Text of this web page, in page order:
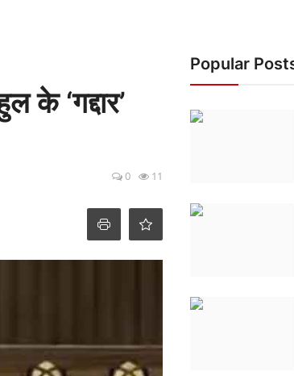
के ‘गद्दार’
0 11
Popular